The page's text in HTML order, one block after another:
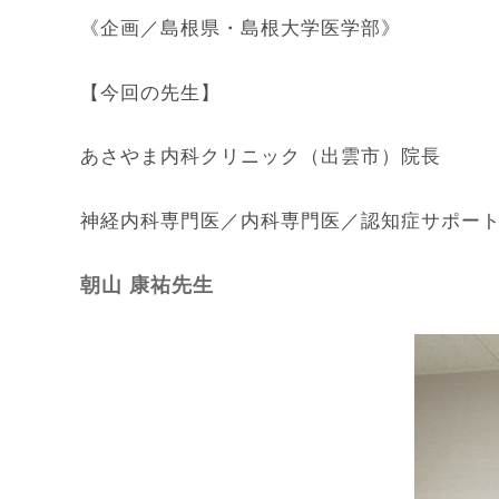
《企画／島根県・島根大学医学部》
【今回の先生】
あさやま内科クリニック（出雲市）院長
神経内科専門医／内科専門医／認知症サポー
朝山 康祐先生